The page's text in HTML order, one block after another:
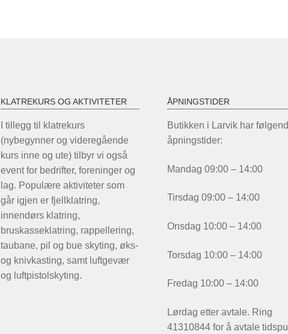
KLATREKURS OG AKTIVITETER
I tillegg til klatrekurs
(nybegynner og videregående
kurs inne og ute) tilbyr vi også
event for bedrifter, foreninger og
lag. Populære aktiviteter som
går igjen er fjellklatring,
innendørs klatring,
bruskasseklatring, rappellering,
taubane, pil og bue skyting, øks-
og knivkasting, samt luftgevær
og luftpistolskyting.
ÅPNINGSTIDER
Butikken i Larvik har
åpningstider:
Mandag 09:00 – 14:00
Tirsdag 09:00 – 14:00
Onsdag 10:00 – 14:00
Torsdag 10:00 – 14:00
Fredag 10:00 – 14:00
Lørdag etter avtale. Ring
41310844 for å avtale